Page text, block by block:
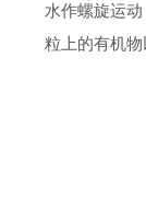
水作螺旋运动
粒上的有机物